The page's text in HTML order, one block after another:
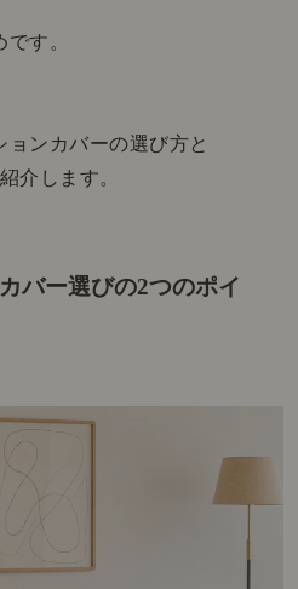
す。
ンカバーの選び方と
介します。
バー選びの2つのポイ